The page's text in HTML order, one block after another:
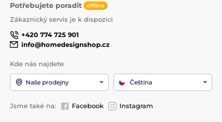
Potřebujete poradit offline
Zákaznický servis je k dispozici
+420 774 725 901
info@homedesignshop.cz
Kde nás najdete
Naše prodejny Čeština
Jsme také na: Facebook Instagram